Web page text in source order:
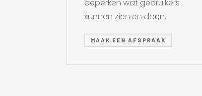
beperken wat gebruikers
kunnen zien en doen.
MAAK EEN AFSPRAAK